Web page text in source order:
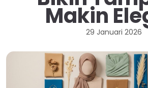
Makin
29 Januari 2026